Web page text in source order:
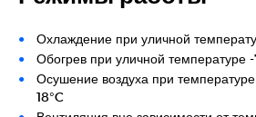
Охлаждение при уличной
Обогрев при уличной температуре -
Осушение воздуха при
18°C